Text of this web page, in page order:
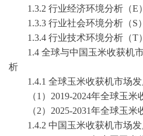
1.3.2 行业经济环境分析（E）
1.3.3 行业社会环境分析（S）
1.3.4 行业技术环境分析（T）
1.4 全球与中国玉米收获机
析
1.4.1 全球玉米收获机市场
（1）2019-2024年全球玉
（2）2025-2031年全球玉
1.4.2 中国玉米收获机市场